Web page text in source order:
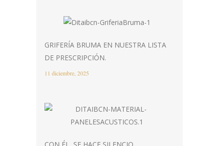
GRIFERÍA BRUMA EN NUESTRA LISTA
DE PRESCRIPCIÓN.
11 diciembre, 2025